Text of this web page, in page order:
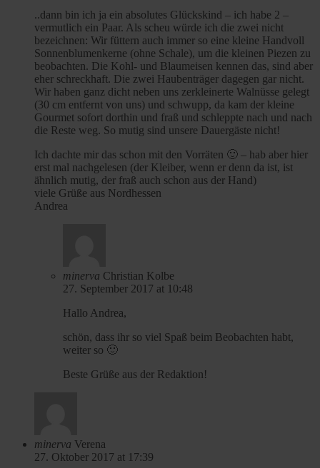
..dann bin ich ja ein absolutes Glückskind – ich habe 2 –
vermutlich ein Paar. Als scheu würde ich die zwei nicht
bezeichnen: Wir füttern auch immer so eine kleine Handvoll
Sonnenblumenkerne (ohne Schale), um die kleinen Piezen zu
beobachten. Die Kohl- und Blaumeisen kennen das, sind aber
eher schreckhaft. Die zwei Haubenträger dagegen gar nicht.
Wir haben ganz dicht neben uns zerkleinerte Walnüsse gelegt
(30 cm entfernt von uns) und schwupp, da kam der kleine
Gourmet sofort dorthin und fraß und schleppte nach und nach
die Reste weg. So mutig sind unsere Dauergäste nicht!
Ich dachte mir das schon mit den Vorräten 🙂 – hab aber hier
erst mal nachgelesen (der Kleiber, wenn er denn da ist, ist
ähnlich mutig, der fraß auch schon aus der Hand)
viele Grüße aus Nordhessen
Andrea
minerva Christian Kolbe
27. September 2017 at 10:48
Hallo Andrea,
schön, dass ihr so viel Spaß beim Beobachten habt,
weiter so 🙂
Beste Grüße aus der Redaktion!
minerva Verena
27. Oktober 2017 at 17:39